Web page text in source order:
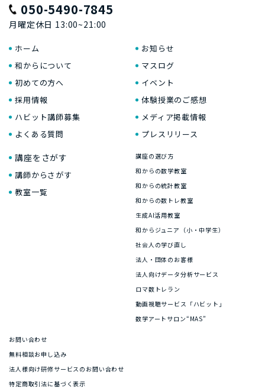
050-5490-7845
月曜定休日 13:00~21:00
ホーム
和からについて
初めての方へ
採用情報
ハビット講師募集
よくある質問
お知らせ
マスログ
イベント
体験授業のご感想
メディア掲載情報
プレスリリース
講座をさがす
講師からさがす
教室一覧
講座の選び方
和からの数学教室
和からの統計教室
和からの数トレ教室
生成AI活用教室
和からジュニア（小・中学生）
社会人の学び直し
法人・団体のお客様
法人向けデータ分析サービス
ロマ数トレラン
動画視聴サービス「ハビット」
数学アートサロン“MAS”
お問い合わせ
無料相談お申し込み
法人様向け研修サービスのお問い合わせ
特定商取引法に基づく表示